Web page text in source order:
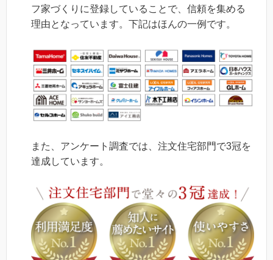
フ家づくりに登録していることで、信頼を集める
理由となっています。下記はほんの一例です。
また、アンケート調査では、注文住宅部門で3冠を
達成しています。